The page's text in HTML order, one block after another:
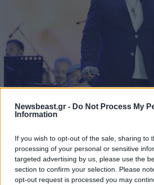
Newsbeast.gr - Do Not Process My
Information
If you wish to opt-out of the sale, sharing to
processing of your personal or sensitive
targeted advertising by us, please use the
section to confirm your selection. Please
opt-out request is processed you may
ΠΡΟΣΚΡΟΥΣΕΙΣ ΜΗΔΕΝ,) ΠΩΣ
Απαντήστε
Ενας λιγοτερος 01·08·2023 09:10
παμε παρακατω...
ΔΙΟΓΕΝΗΣ Λυτταιος 2
Ξεσπά ο Χρήστος Δάντης: «Δεν
αχαριστία των ανθρώπων του